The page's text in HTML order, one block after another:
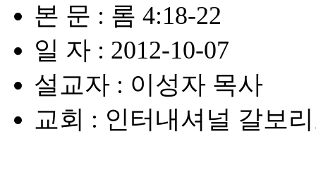
본 문 : 롬 4:18-22
일 자 : 2012-10-07
설교자 : 이성자 목사
교회 : 인터내셔널 갈보